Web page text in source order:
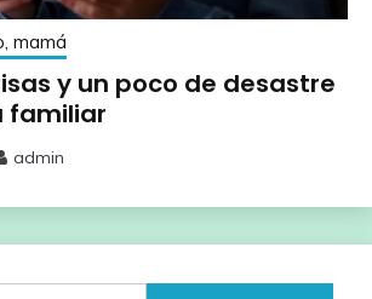
mamá
y un poco de desastre
familiar
admin